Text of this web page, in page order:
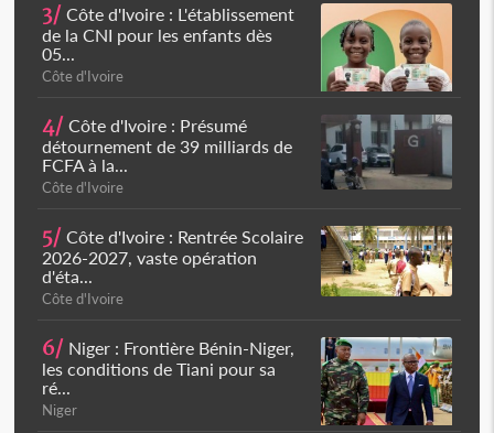
3/ Côte d'Ivoire : L'établissement
de la CNI pour les enfants dès
05...
Côte d'Ivoire
4/ Côte d'Ivoire : Présumé
détournement de 39 milliards de
FCFA à la...
Côte d'Ivoire
5/ Côte d'Ivoire : Rentrée Scolaire
2026-2027, vaste opération
d'éta...
Côte d'Ivoire
6/ Niger : Frontière Bénin-Niger,
les conditions de Tiani pour sa
ré...
Niger